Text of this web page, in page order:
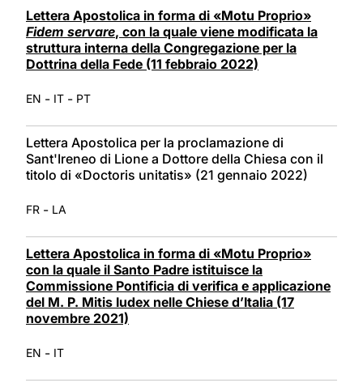
Lettera Apostolica in forma di «Motu Proprio»
Fidem servare, con la quale viene modificata la
struttura interna della Congregazione per la
Dottrina della Fede (11 febbraio 2022)
EN - IT - PT
Lettera Apostolica per la proclamazione di
Sant'Ireneo di Lione a Dottore della Chiesa con il
titolo di «Doctoris unitatis» (21 gennaio 2022)
FR - LA
Lettera Apostolica in forma di «Motu Proprio»
con la quale il Santo Padre istituisce la
Commissione Pontificia di verifica e applicazione
del M. P. Mitis Iudex nelle Chiese d’Italia (17
novembre 2021)
EN - IT